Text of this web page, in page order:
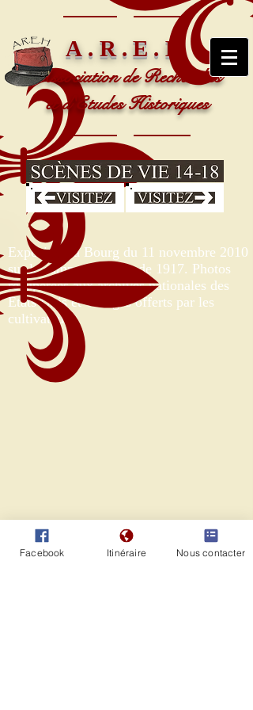
A.R.E.H
Association de Recherches
et d'Etudes Historiques
Exposition à Bourg du 11 novembre 2010
sur le camp américain de 1917. Photos
récupérées aux archives nationales des
Etats Unis et vestiges offerts par les
cultivateurs.
Facebook Itinéraire Nous contacter